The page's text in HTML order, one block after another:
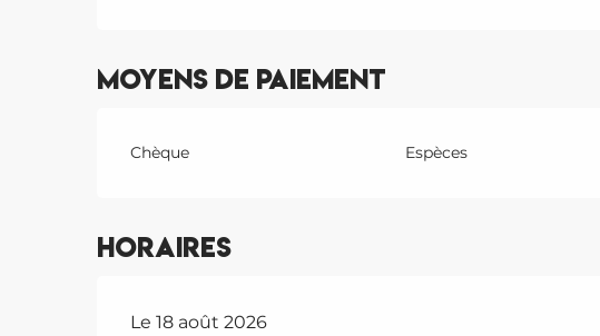
Moyens de paiement
Chèque Espèces
Horaires
Le 18 août 2026